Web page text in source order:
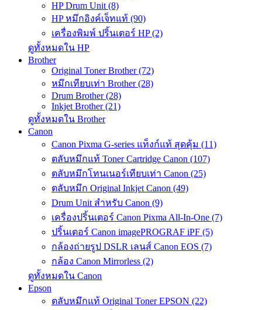
HP Drum Unit (8)
HP หมึกอิงค์เจ็ทแท้ (90)
เครื่องพิมพ์ ปริ้นเตอร์ HP (2)
ดูทั้งหมดใน HP
Brother
Original Toner Brother (72)
หมึกเทียบเท่า Brother (28)
Drum Brother (28)
Inkjet Brother (21)
ดูทั้งหมดใน Brother
Canon
Canon Pixma G-series แท็งก์แท้ สุดคุ้ม (11)
ตลับหมึกแท้ Toner Cartridge Canon (107)
ตลับหมึกโทนเนอร์เทียบเท่า Canon (25)
ตลับหมึก Original Inkjet Canon (49)
Drum Unit สำหรับ Canon (9)
เครื่องปริ้นเตอร์ Canon Pixma All-In-One (7)
ปริ้นเตอร์ Canon imagePROGRAF iPF (5)
กล้องถ่ายรูป DSLR เลนส์ Canon EOS (7)
กล้อง Canon Mirrorless (2)
ดูทั้งหมดใน Canon
Epson
ตลับหมึกแท้ Original Toner EPSON (22)